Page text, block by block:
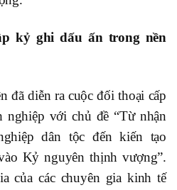
kỷ ghi dấu ấn trong nền
đã diễn ra cuộc đối thoại cấp
nghiệp với chủ đề “Từ nhận
dân tộc đến kiến tạo
Kỷ nguyên thịnh vượng”.
của các chuyên gia kinh tế